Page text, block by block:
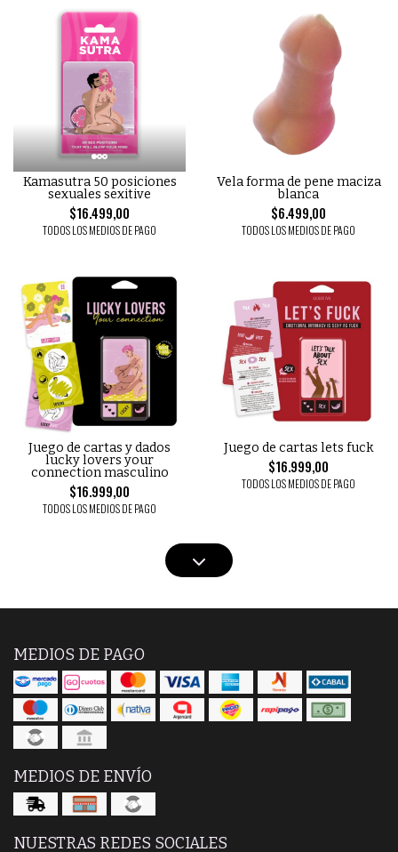
Kamasutra 50 posiciones
sexuales sexitive
$16.499,00
TODOS LOS MEDIOS DE PAGO
Vela forma de pene maciza
blanca
$6.499,00
TODOS LOS MEDIOS DE PAGO
Juego de cartas y dados
lucky lovers your
connection masculino
$16.999,00
TODOS LOS MEDIOS DE PAGO
Juego de cartas lets fuck
$16.999,00
TODOS LOS MEDIOS DE PAGO
MEDIOS DE PAGO
MEDIOS DE ENVÍO
NUESTRAS REDES SOCIALES